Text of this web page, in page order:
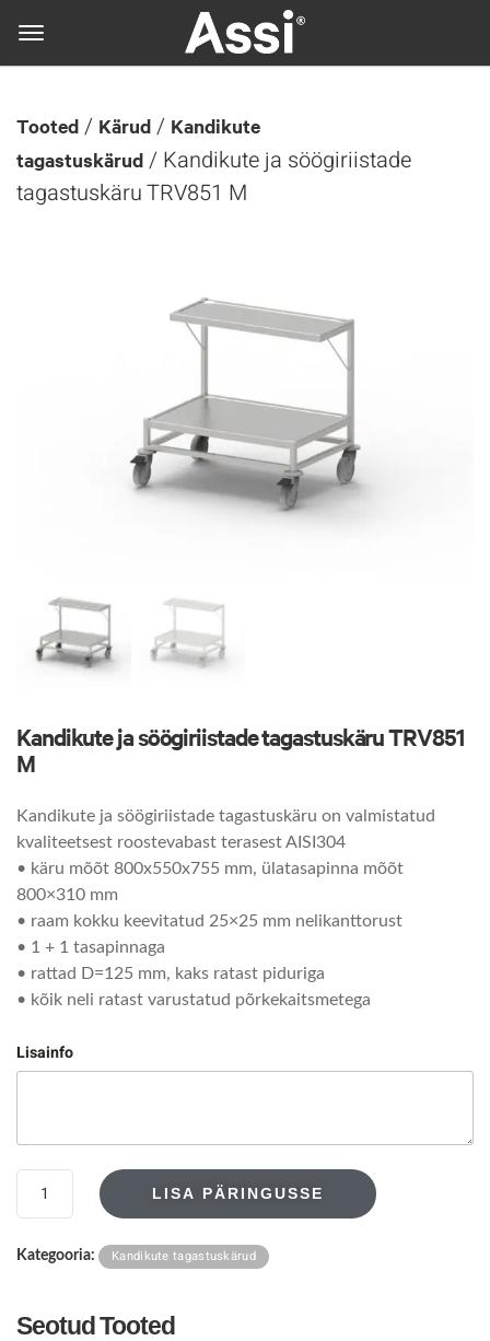
Tooted / Kärud / Kandikute
tagastuskärud / Kandikute ja söögiriistade
tagastuskäru TRV851 M
Kandikute ja söögiriistade tagastuskäru TRV851
M
Kandikute ja söögiriistade tagastuskäru on valmistatud
kvaliteetsest roostevabast terasest AISI304
• käru mõõt 800x550x755 mm, ülatasapinna mõõt
800×310 mm
• raam kokku keevitatud 25×25 mm nelikanttorust
• 1 + 1 tasapinnaga
• rattad D=125 mm, kaks ratast piduriga
• kõik neli ratast varustatud põrkekaitsmetega
Lisainfo
LISA PÄRINGUSSE
Kategooria: Kandikute tagastuskärud
Seotud Tooted